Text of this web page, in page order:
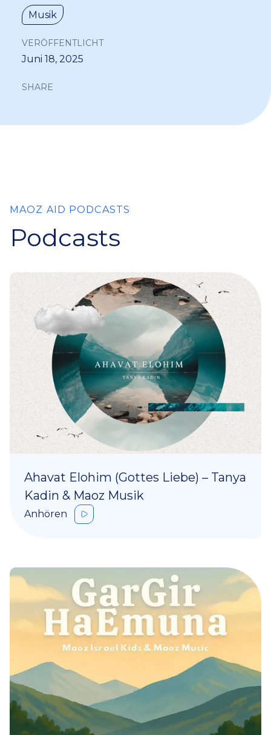
Musik
VERÖFFENTLICHT
Juni 18, 2025
SHARE
MAOZ AID PODCASTS
Podcasts
Ahavat Elohim (Gottes Liebe) – Tanya
Kadin & Maoz Musik
Anhören